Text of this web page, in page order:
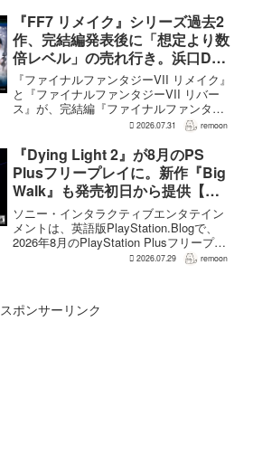
挙動、クールダウン時間、使いやすさが
見直され...
『FF7 リメイク』シリーズ過去2
作、完結編発表後に「想定より数
倍レベル」の売れ行き。浜口Dが
明かす
『ファイナルファンタジーVII リメイク』
と『ファイナルファンタジーVII リバー
ス』が、完結編『ファイナルファンタジ
ーVII リベレーション』の発表後、「我々
ると、シリーズディレクターの浜口直樹
氏がAU...
2026.07.31 remoon
『Dying Light 2』が8月のPS
Plusフリープレイに。新作『Big
Walk』も発売初日から提供【海
外発表】
ソニー・インタラクティブエンタテイン
メントは、英語版PlayStation.Blogで、
2026年8月のPlayStation Plusフリープレ
イとして『Dying Light 2 Stay Human:
2026.07.29 remoon
スポンサーリンク